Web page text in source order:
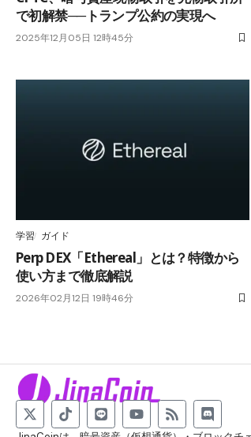
で初解禁──トランプ公約の実現へ
2025年12月05日 12時45分
学習 ガイド
Perp DEX「Ethereal」とは？特徴から
使い方まで徹底解説
2026年02月12日 19時46分